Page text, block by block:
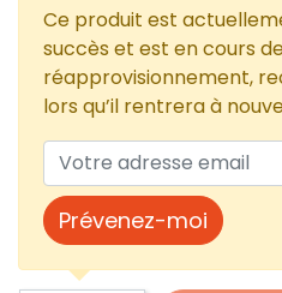
Ce produit est
succès et est en cours
réapprovisionnement,
lors qu’il rentrera à
Prévenez-moi